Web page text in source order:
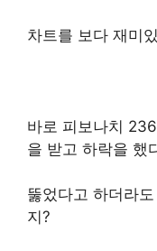
차트를 보다 재미
바로 피보나치
을 받고 하락을 했
뚫었다고 하더라
지?